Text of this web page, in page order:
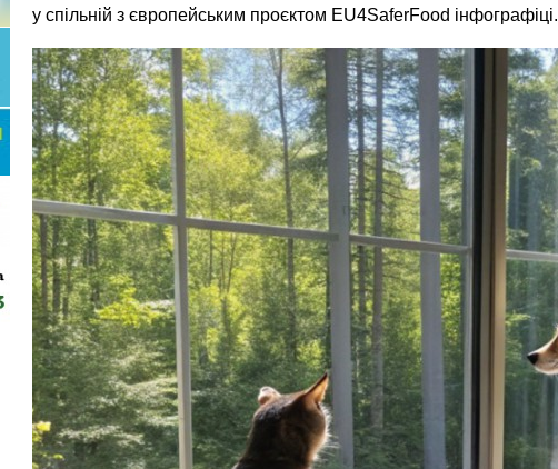
у спільній з європейським проєктом EU4SaferFood інфографіці.